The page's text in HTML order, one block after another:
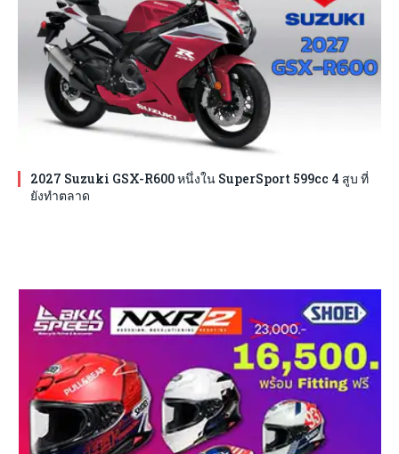
2027 Suzuki GSX-R600 หนึ่งใน SuperSport 599cc 4 สูบ ที่
ยังทำตลาด